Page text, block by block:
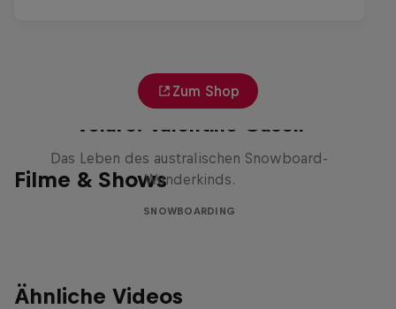
Zum Shop
Filme & Shows
Volare: Valentino Guseli
Das Leben des australischen Snowboard-
Wunderkinds.
SNOWBOARDING
Ähnliche Videos